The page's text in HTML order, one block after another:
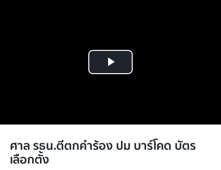
Play
ศาล รธน.ตีตกคำร้อง ปม บาร์โคด บัตร
เลือกตั้ง